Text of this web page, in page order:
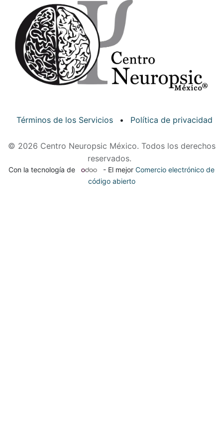
Términos de los Servicios • Política de privacidad
© 2026 Centro Neuropsic México. Todos los derechos
reservados.
Con la tecnología de - El mejorComercio electrónico de
código abierto